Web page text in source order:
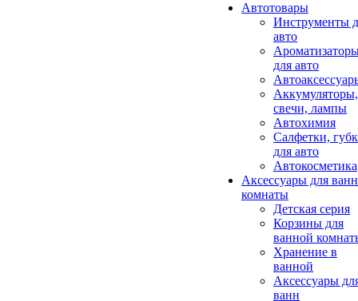
Автотовары
Инструменты
авто
для авто
Аккумуляторы,
свечи, лампы
Автохимия
Салфетки,
для авто
Автокосметика
Аксессуары для
комнаты
Детская серия
Корзины для
ванной
Хранение в
ванной
Аксессуары
ванн